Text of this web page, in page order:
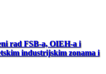
rad FSB-a, OIEH-a i
industrijskim zonama i